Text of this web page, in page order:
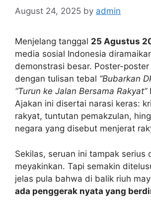
August 24, 2025 by admin
Menjelang tanggal 25 Agustus
media sosial Indonesia
demonstrasi besar. Poster-
dengan tulisan tebal “Bubarkan
“Turun ke Jalan Bersama Rakyat”
Ajakan ini disertai narasi keras:
rakyat, tuntutan pemakzulan,
negara yang disebut menjerat
Sekilas, seruan ini tampak serius
meyakinkan. Tapi semakin
jelas pula bahwa di balik riuh
ada penggerak nyata yang